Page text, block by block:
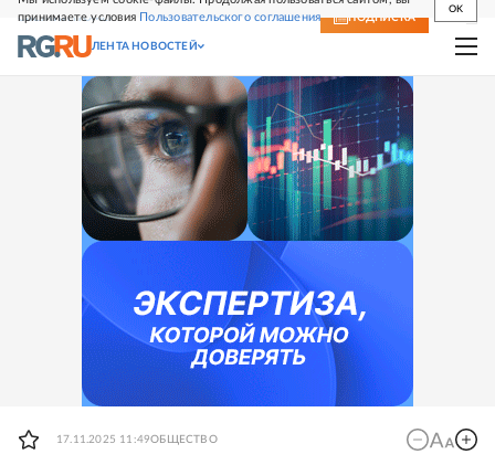
принимаете условия Пользовательского соглашения
OK
СВЕЖИЙ НОМЕР ПОДПИСКА
ЛЕНТА НОВОСТЕЙ
17.11.2025 11:49ОБЩЕСТВО